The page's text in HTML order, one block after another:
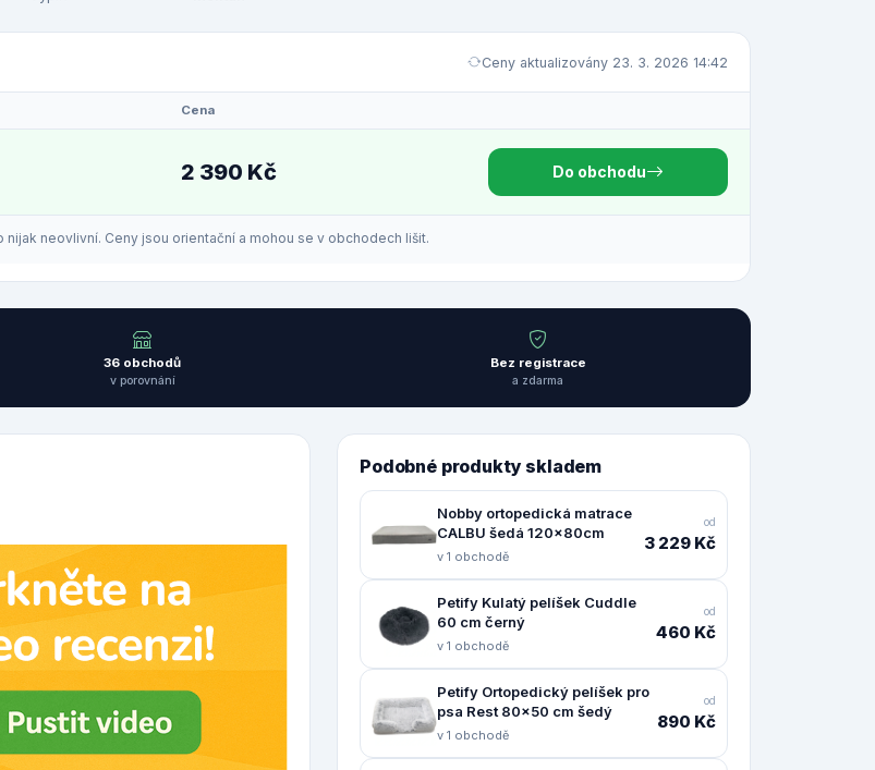
Ceny aktualizovány 23. 3. 2026 14:42
Cena
2 390 Kč Do obchodu
neovlivní. Ceny jsou orientační a mohou se v obchodech lišit.
36 obchodů
v porovnání
Bez registrace
a zdarma
Podobné produkty skladem
Nobby ortopedická matrace
CALBU šedá 120x80cm
v 1 obchodě
od
3 229 Kč
Petify Kulatý pelíšek Cuddle
60 cm černý
v 1 obchodě
od
460 Kč
Petify Ortopedický pelíšek pro
psa Rest 80x50 cm šedý
v 1 obchodě
od
890 Kč